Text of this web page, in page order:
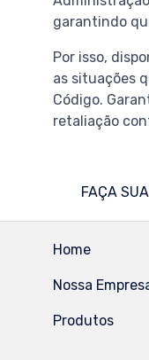
garantindo
Por isso,
as situações
Código.
retaliação
FAÇA
Home
Nossa
Produtos